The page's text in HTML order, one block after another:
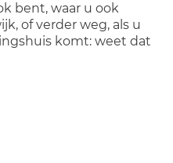
bent, waar u ook
of verder weg, als u
komt: weet dat